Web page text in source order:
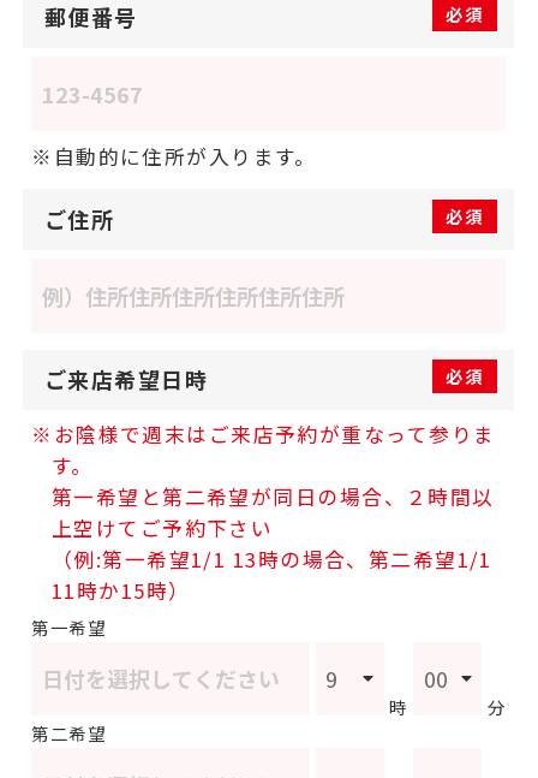
郵便番号 必須
自動的に住所が入ります。
ご住所 必須
ご来店希望日時 必須
お陰様で週末はご来店予約が重なって参りま
す。
第一希望と第二希望が同日の場合、２時間以
上空けてご予約下さい
（例:第一希望1/1 13時の場合、第二希望1/1
11時か15時）
第一希望
時
分
第二希望